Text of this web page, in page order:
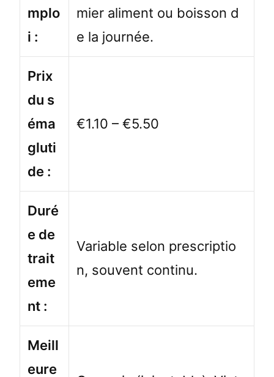
mplo
i :
mier aliment ou boisson d
e la journée.
Prix
du s
éma
gluti
de :
€1.10 – €5.50
Duré
e de
trait
eme
nt :
Variable selon prescriptio
n, souvent continu.
Meill
eure